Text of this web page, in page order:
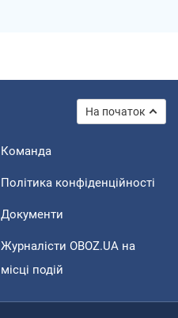
На початок
Команда
Політика конфіденційності
Документи
Журналісти OBOZ.UA на
місці подій